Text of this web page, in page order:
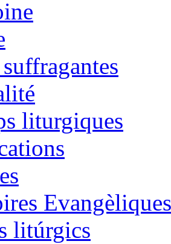
liturgiques
Evangèliques
litúrgics